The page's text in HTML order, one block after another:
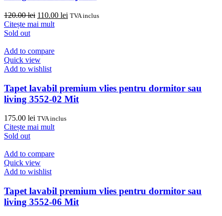
120.00lei Prețul
inițial
120.00 lei.
110.00 lei Prețul
TVA inclus
Citește mai mult
Sold out
Add to compare
Quick view
Add to wishlist
Tapet lavabil premium vlies pentru dormitor sau
living 3552-02 Mit
175.00 lei TVA inclus
Citește mai mult
Sold out
Add to compare
Quick view
Add to wishlist
Tapet lavabil premium vlies pentru dormitor sau
living 3552-06 Mit